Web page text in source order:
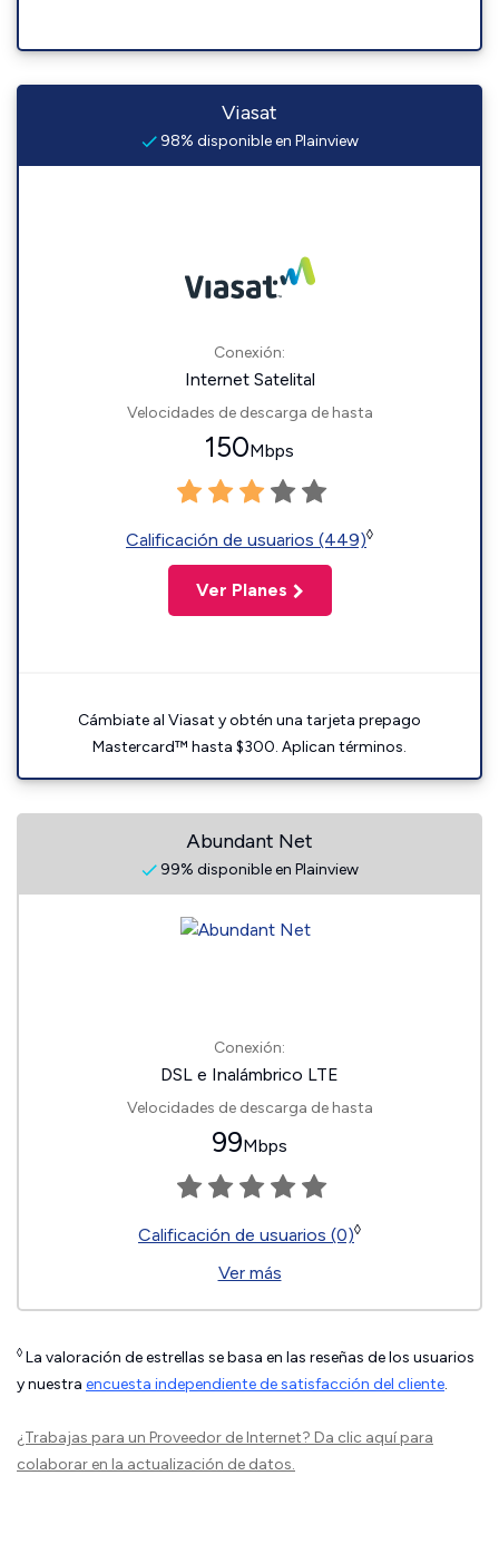
Viasat
98% disponible en Plainview
Conexión:
Internet Satelital
Velocidades de descarga de hasta
150Mbps
Calificación de usuarios (449)◊
Ver Planes
Cámbiate al Viasat y obtén una tarjeta prepago
Mastercard™ hasta $300. Aplican términos.
Abundant Net
99% disponible en Plainview
Conexión:
DSL e Inalámbrico LTE
Velocidades de descarga de hasta
99Mbps
Calificación de usuarios (0)◊
Ver más
◊ La valoración de estrellas se basa en las reseñas de los usuarios
y nuestra encuesta independiente de satisfacción del cliente.
¿Trabajas para un Proveedor de Internet? Da clic aquípara
colaborar en la actualización de datos.